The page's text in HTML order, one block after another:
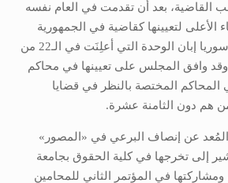
القاضية، بعد أن تقدمت في العام نفسه
لتعيينها كقاضية في الجمهورية
العربية المتحدة (مصر وسوريا إبان الوحدة التي أعلِنَت في الـ22 من
في العام 1958)، وقد وافق المجلس على تعيينها في محاكم
المحاكم المختصة بالنظر في قضايا
هم دون الثامنة عشرة.
المُعد عن إنصاف البرعي في «المصور»
إلى تخرجها في كلية الحقوق بجامعة
في العام 1955، ومشاركتها في المؤتمر الثاني للمحامين